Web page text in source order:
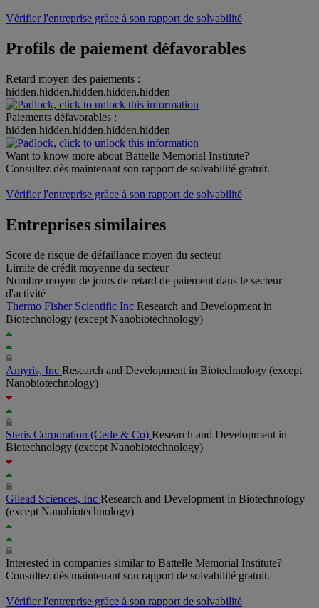
Vérifier l'entreprise grâce à son rapport de solvabilité
Profils de paiement défavorables
Retard moyen des paiements :
hidden.hidden.hidden.hidden.hidden
Paiements défavorables :
hidden.hidden.hidden.hidden.hidden
Want to know more about Battelle Memorial Institute?
Consultez dès maintenant son rapport de solvabilité gratuit.
Vérifier l'entreprise grâce à son rapport de solvabilité
Entreprises similaires
Score de risque de défaillance moyen du secteur
Limite de crédit moyenne du secteur
Nombre moyen de jours de retard de paiement dans le secteur
d'activité
Thermo Fisher Scientific Inc Research and Development in
Biotechnology (except Nanobiotechnology)
Amyris, Inc Research and Development in Biotechnology (except
Nanobiotechnology)
Steris Corporation (Cede & Co) Research and Development in
Biotechnology (except Nanobiotechnology)
Gilead Sciences, Inc Research and Development in Biotechnology
(except Nanobiotechnology)
Interested in companies similar to Battelle Memorial Institute?
Consultez dès maintenant son rapport de solvabilité gratuit.
Vérifier l'entreprise grâce à son rapport de solvabilité